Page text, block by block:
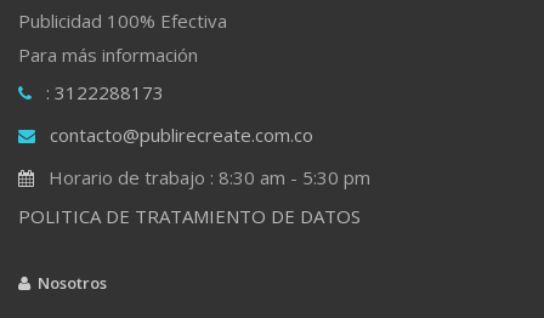
Publicidad 100% Efectiva
Para más información
: 3122288173
contacto@publirecreate.com.co
Horario de trabajo : 8:30 am - 5:30 pm
POLITICA DE TRATAMIENTO DE DATOS
Nosotros